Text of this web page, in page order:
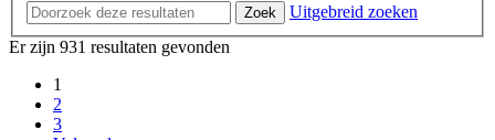
Zoek
Uitgebreid zoeken
Er zijn 931 resultaten gevonden
1
2
3